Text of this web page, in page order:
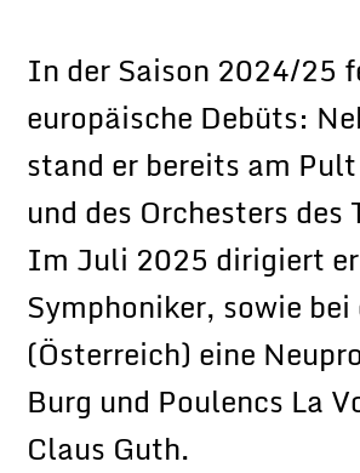
In der Saison 2024/25
europäische Debüts:
stand er bereits am
und des Orchesters
Im Juli 2025 dirigiert
Symphoniker, sowie
(Österreich) eine
Burg und Poulencs La
Claus Guth.